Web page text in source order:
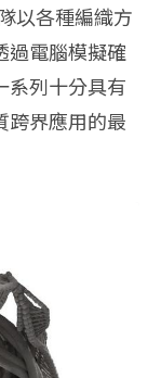
以各種編織方
過電腦模擬確
系列十分具有
跨界應用的最